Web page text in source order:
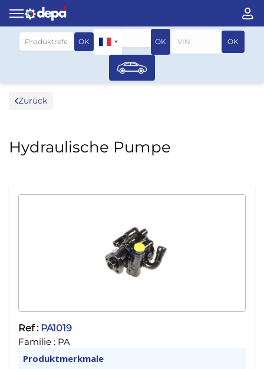
OK OK OK
Suche nach fahrzeug
Zurück
Hydraulische Pumpe
Ref : PA1019
Familie : PA
Produktmerkmale